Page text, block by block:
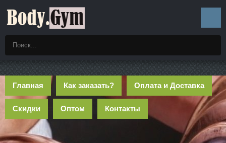
Главная Как заказать? Оплата и Доставка
Скидки Оптом Контакты